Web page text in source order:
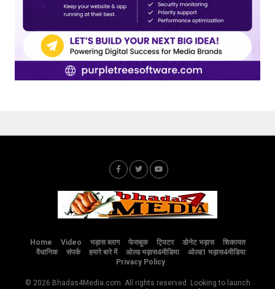
Home Video भड़ास ब्लाग फेसबुक ट्विटर डोनेट भड़ास
शिकायत
वैधानिक
संपर्क हमारे बारे में ओल्ड भड़ास4मीडिया
ओल्ड1 भड़ास4मीडिया
Privacy Policy
© 2026 Bhadas4Media.com. All rights reserved. Looking to launch